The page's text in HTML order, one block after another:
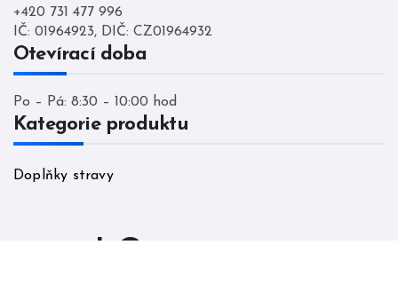
+420 731 477 996
IČ: 01964923, DIČ: CZ01964932
Otevírací doba
Po – Pá: 8:30 – 10:00 hod
Kategorie produktu
Doplňky stravy